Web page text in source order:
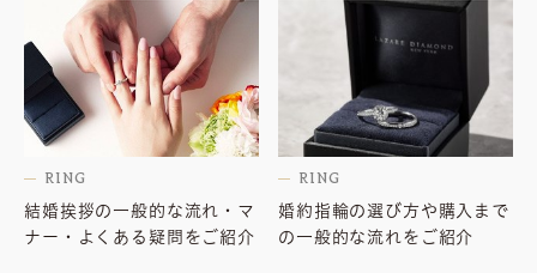
RING
結婚挨拶の一般的な流れ・マ
ナー・よくある疑問をご紹介
RING
婚約指輪の選び方や購入まで
の一般的な流れをご紹介